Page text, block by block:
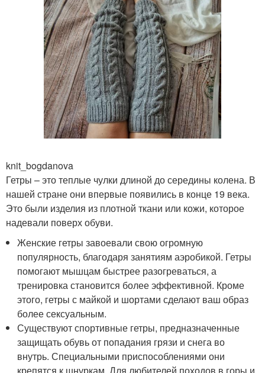
knit_bogdanova
Гетры – это теплые чулки длиной до середины колена. В
нашей стране они впервые появились в конце 19 века.
Это были изделия из плотной ткани или кожи, которое
надевали поверх обуви.
Женские гетры завоевали свою огромную
популярность, благодаря занятиям аэробикой. Гетры
помогают мышцам быстрее разогреваться, а
тренировка становится более эффективной. Кроме
этого, гетры с майкой и шортами сделают ваш образ
более сексуальным.
Существуют спортивные гетры, предназначенные
защищать обувь от попадания грязи и снега во
внутрь. Специальными приспособлениями они